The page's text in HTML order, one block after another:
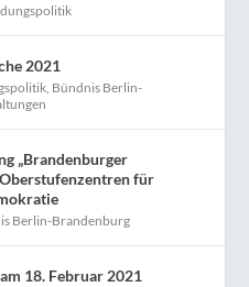
2021
, Bündnis Berlin-
„Brandenburger
für
Berlin-Brandenburg
18. Februar 2021